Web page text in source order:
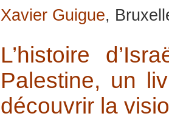
Xavier Guigue,
L’histoire
Palestine, un
découvrir la